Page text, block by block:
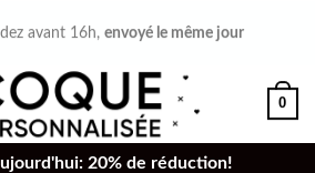
avant 16h,envoyé le même jour
0
20% de réduction!